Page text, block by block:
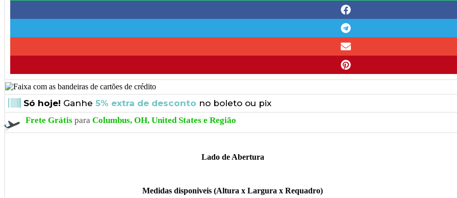
Só hoje! Ganhe5% extra de desconto no boleto ou pix
Frete Grátis para Columbus, OH, United States e Região
Lado de Abertura
Medidas disponiveis (Altura x Largura x Requadro)